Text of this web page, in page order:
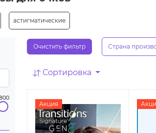
астигматические
Очистить фильтр Страна
Сортировка
Акция